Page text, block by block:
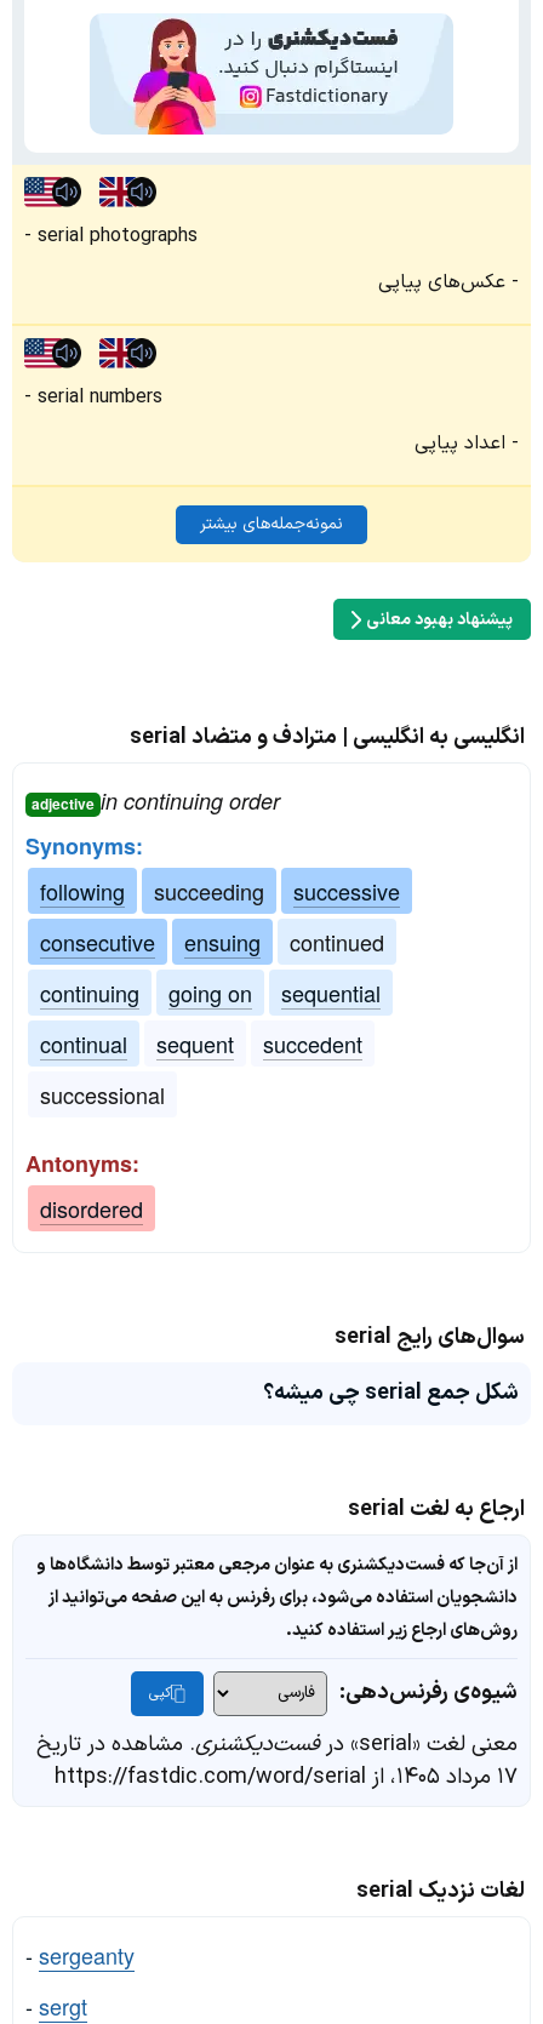
serial photographs
عکس‌های پیاپی
serial numbers
اعداد پیاپی
نمونه‌جمله‌های بیشتر
پیشنهاد بهبود معانی
انگلیسی به انگلیسی | مترادف و متضاد serial
adjective in continuing order
Synonyms:
following
succeeding
successive
consecutive
ensuing
continued
continuing
going on
sequential
continual
sequent
succedent
successional
Antonyms:
disordered
سوال‌های رایج serial
شکل جمع serial چی میشه؟
ارجاع به لغت serial
از آن‌جا که فست‌دیکشنری به عنوان مرجعی معتبر توسط دانشگاه‌ها و
دانشجویان استفاده می‌شود، برای رفرنس به این صفحه می‌توانید از
روش‌های ارجاع زیر استفاده کنید.
شیوه‌ی رفرنس‌دهی: کپی
معنی لغت «serial» در فست‌دیکشنری. مشاهده در تاریخ
۱۷ مرداد ۱۴۰۵، از https://fastdic.com/word/serial
لغات نزدیک serial
-sergeanty
-sergt